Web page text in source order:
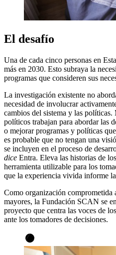
El desafío
Una de cada cinco personas en
más en 2030. Esto subraya la
programas que consideren sus
La investigación existente no
necesidad de involucrar
cambios del sistema y las políticas.
políticos trabajan para abordar las
o mejorar programas y políticas
es probable que no tengan una
se incluyen en el proceso de
dice Entra. Eleva las historias de
herramienta utilizable para los
que la experiencia vivida informe
Como organización comprometida
mayores, la Fundación SCAN se
proyecto que centra las voces de
ante los tomadores de decisiones.